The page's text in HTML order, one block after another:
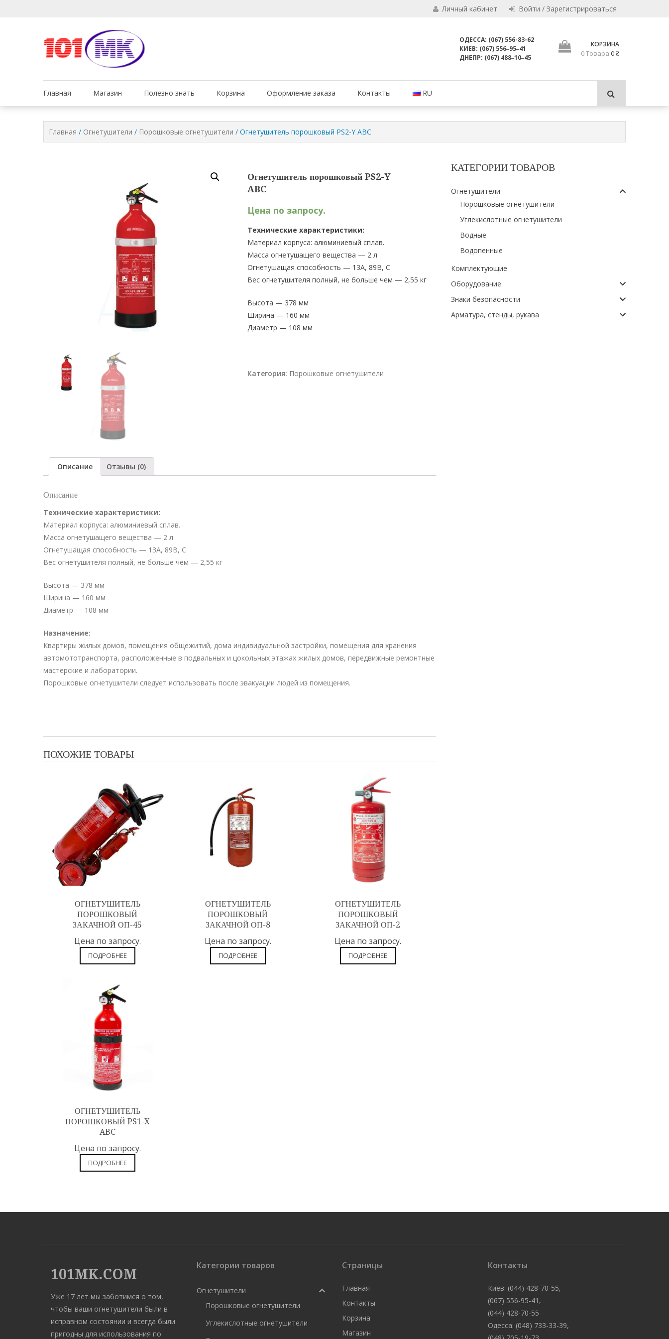
Личный кабинет Войти / Зарегистрироваться
Обслуживание огнетушителей, компания МАРКО ЛТД
Мы заботимся о том, чтобы ваши огнетушители были в исправном состоянии и всегда были пригодны для использования по назначению.
ОДЕССА: (067) 556-83-62
КИЕВ: (067) 556‒95‒41
ДНЕПР: (067) 488‒10‒45
КОРЗИНА
0 Товара 0 ₴
Главная Магазин Полезно знать Корзина Оформление заказа Контакты RU
Главная / Огнетушители / Порошковые огнетушители / Огнетушитель порошковый PS2-Y ABC
Огнетушитель порошковый PS2-Y
ABC
Цена по запросу.
Технические характеристики:
Материал корпуса: алюминиевый сплав.
Масса огнетушащего вещества — 2 л
Огнетушащая способность — 13А, 89В, C
Вес огнетушителя полный, не больше чем — 2,55 кг
Высота — 378 мм
Ширина — 160 мм
Диаметр — 108 мм
Категория: Порошковые огнетушители
Описание Отзывы (0)
Описание
Технические характеристики:
Материал корпуса: алюминиевый сплав.
Масса огнетушащего вещества — 2 л
Огнетушащая способность — 13А, 89В, C
Вес огнетушителя полный, не больше чем — 2,55 кг
Высота — 378 мм
Ширина — 160 мм
Диаметр — 108 мм
Назначение:
Квартиры жилых домов, помещения общежитий, дома индивидуальной застройки, помещения для хранения
автомототранспорта, расположенные в подвальных и цокольных этажах жилых домов, передвижные ремонтные
мастерские и лаборатории.
Порошковые огнетушители следует использовать после эвакуации людей из помещения.
ПОХОЖИЕ ТОВАРЫ
ОГНЕТУШИТЕЛЬ
ПОРОШКОВЫЙ
ЗАКАЧНОЙ ОП-45
Цена по запросу.
ПОДРОБНЕЕ
ОГНЕТУШИТЕЛЬ
ПОРОШКОВЫЙ
ЗАКАЧНОЙ ОП-8
Цена по запросу.
ПОДРОБНЕЕ
ОГНЕТУШИТЕЛЬ
ПОРОШКОВЫЙ
ЗАКАЧНОЙ ОП-2
Цена по запросу.
ПОДРОБНЕЕ
ОГНЕТУШИТЕЛЬ
ПОРОШКОВЫЙ PS1-X
ABC
Цена по запросу.
ПОДРОБНЕЕ
КАТЕГОРИИ ТОВАРОВ
Огнетушители
Порошковые огнетушители
Углекислотные огнетушители
Водные
Водопенные
Комплектующие
Оборудование
Знаки безопасности
Арматура, стенды, рукава
101MK.COM
Уже 17 лет мы заботимся о том,
чтобы ваши огнетушители были в
исправном состоянии и всегда были
пригодны для использования по
Категории товаров
Огнетушители
Порошковые огнетушители
Углекислотные огнетушители
Страницы
Главная
Контакты
Корзина
Магазин
Контакты
Киев: (044) 428-70-55,
(067) 556-95-41,
(044) 428-70-55
Одесса: (048) 733-33-39,